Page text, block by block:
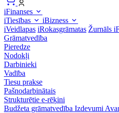
iFinanses
iTiesības
iBizness
iVeidlapas iRokasgrāmatas Žurnāls
Grāmatvedība
Pieredze
Nodokļi
Darbinieki
Vadība
Tiesu prakse
Pašnodarbinātais
Strukturētie e-rēķini
Budžeta grāmatvedība Izdevumi